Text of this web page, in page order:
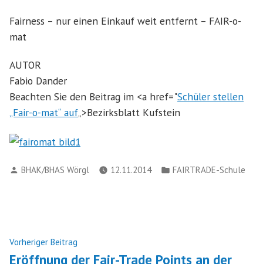
Fairness – nur einen Einkauf weit entfernt – FAIR-o-
mat
AUTOR
Fabio Dander
Beachten Sie den Beitrag im <a href="Schüler stellen
„Fair-o-mat“ auf„>Bezirksblatt Kufstein
Verfasst
BHAK/BHAS Wörgl 12.11.2014
Veröffentlicht
FAIRTRADE-Schule
Beitragsnavigation
Vorheriger Beitrag
Beitrag:
Eröffnung der Fair-Trade Points an der